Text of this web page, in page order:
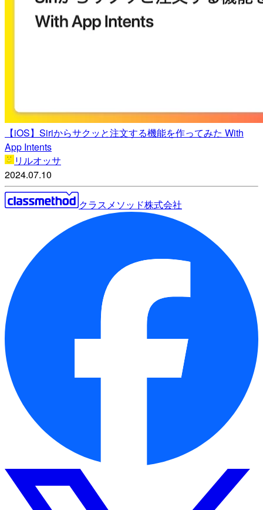
【iOS】Siriからサクッと注文する機能を作ってみた With
App Intents
リルオッサ
2024.07.10
クラスメソッド株式会社